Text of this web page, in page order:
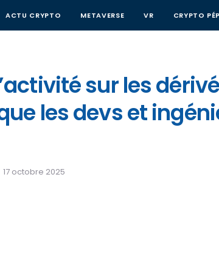
ACTU CRYPTO METAVERSE VR CRYPTO
sur les
les devs et
17 octobre 2025